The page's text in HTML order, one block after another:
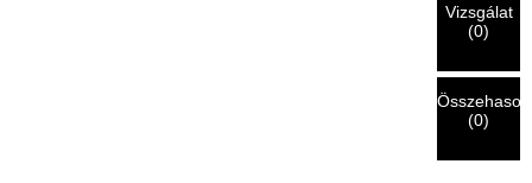
Vizsgálat
(0)
(0)